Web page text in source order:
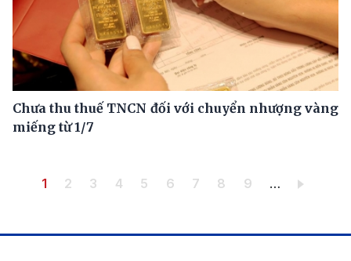
Chưa thu thuế TNCN đối với chuyển nhượng vàng
miếng từ 1/7
Pagination
Trang hiện thời
1 Trang
2 Trang
3 Trang
4 Trang
5 Trang
6 Trang
7 Trang
8 Trang
9 …